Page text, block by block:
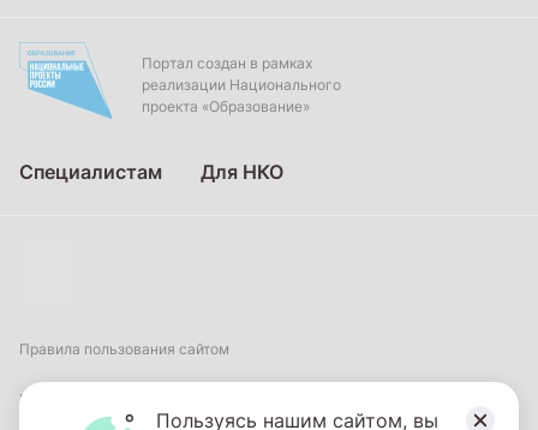
Портал создан в рамках
реализации Национального
проекта «Образование»
Специалистам Для НКО
Правила пользования сайтом
Пользовательское соглашение
Пользуясь нашим сайтом, вы